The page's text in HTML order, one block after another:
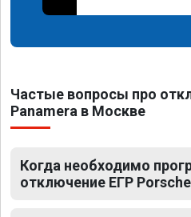
Частые вопросы про
Panamera в Москве
Когда необходимо
отключение ЕГР